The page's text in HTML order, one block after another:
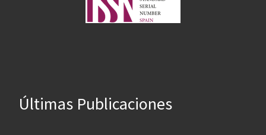
Últimas Publicaciones